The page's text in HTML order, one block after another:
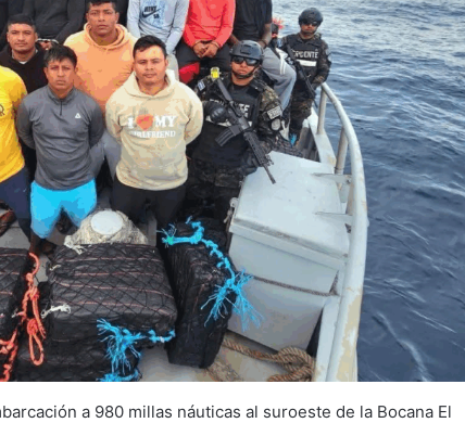
a 980 millas náuticas al suroeste de la Bocana El